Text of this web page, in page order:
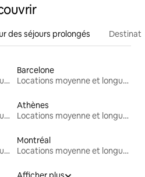
des séjours prolongés
Locations moyenne et longue durée
Barcelone
Locations moyenne et longue durée
Locations moyenne et longue durée
Athènes
Locations moyenne et longue durée
Locations moyenne et longue durée
Montréal
Locations moyenne et longue durée